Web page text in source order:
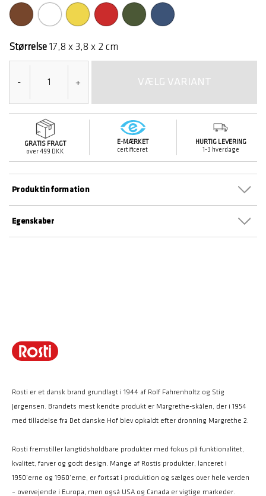
Størrelse 17,8 x 3,8 x 2 cm
- + VÆLG VARIANT
GRATIS FRAGT
over 499 DKK
E-MÆRKET
certificeret
HURTIG LEVERING
1-3 hverdage
Egenskaber
Produktinformation
Rosti er et dansk brand grundlagt i 1944 af Rolf Fahrenholtz og Stig
Jørgensen. Brandets mest kendte produkt er Margrethe-skålen, der i 1954
med tilladelse fra Det danske Hof blev opkaldt efter dronning Margrethe 2.
Rosti fremstiller langtidsholdbare produkter med fokus på funktionalitet,
kvalitet, farver og godt design. Mange af Rostis produkter, lanceret i
1950’erne og 1960’erne, er fortsat i produktion og sælges over hele verden
– overvejende i Europa, men også USA og Canada er vigtige markeder.